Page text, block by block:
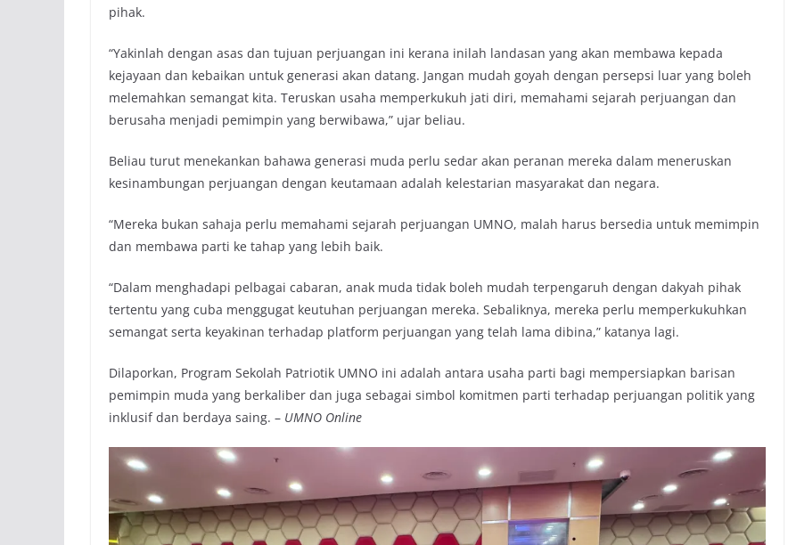
pihak.
“Yakinlah dengan asas dan tujuan perjuangan ini kerana inilah landasan yang akan membawa kepada
kejayaan dan kebaikan untuk generasi akan datang. Jangan mudah goyah dengan persepsi luar yang boleh
melemahkan semangat kita. Teruskan usaha memperkukuh jati diri, memahami sejarah perjuangan dan
berusaha menjadi pemimpin yang berwibawa,” ujar beliau.
Beliau turut menekankan bahawa generasi muda perlu sedar akan peranan mereka dalam meneruskan
kesinambungan perjuangan dengan keutamaan adalah kelestarian masyarakat dan negara.
“Mereka bukan sahaja perlu memahami sejarah perjuangan UMNO, malah harus bersedia untuk memimpin
dan membawa parti ke tahap yang lebih baik.
“Dalam menghadapi pelbagai cabaran, anak muda tidak boleh mudah terpengaruh dengan dakyah pihak
tertentu yang cuba menggugat keutuhan perjuangan mereka. Sebaliknya, mereka perlu memperkukuhkan
semangat serta keyakinan terhadap platform perjuangan yang telah lama dibina,” katanya lagi.
Dilaporkan, Program Sekolah Patriotik UMNO ini adalah antara usaha parti bagi mempersiapkan barisan
pemimpin muda yang berkaliber dan juga sebagai simbol komitmen parti terhadap perjuangan politik yang
inklusif dan berdaya saing. – UMNO Online